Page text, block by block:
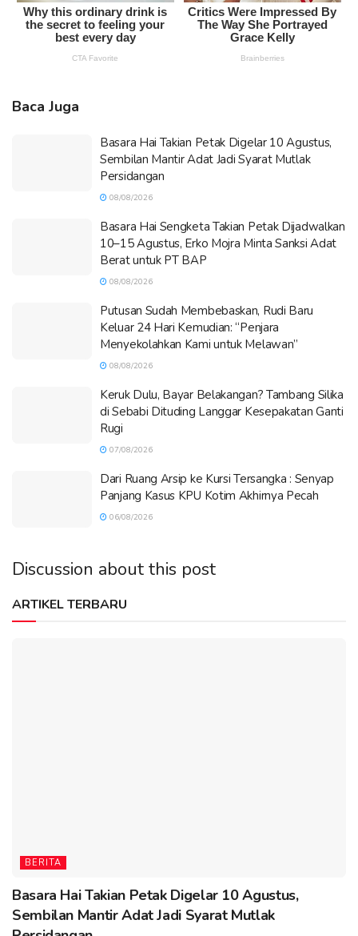
Baca Juga
Basara Hai Takian Petak Digelar 10 Agustus,
Sembilan Mantir Adat Jadi Syarat Mutlak
Persidangan
08/08/2026
Basara Hai Sengketa Takian Petak Dijadwalkan
10–15 Agustus, Erko Mojra Minta Sanksi Adat
Berat untuk PT BAP
08/08/2026
Putusan Sudah Membebaskan, Rudi Baru
Keluar 24 Hari Kemudian: “Penjara
Menyekolahkan Kami untuk Melawan”
08/08/2026
Keruk Dulu, Bayar Belakangan? Tambang Silika
di Sebabi Dituding Langgar Kesepakatan Ganti
Rugi
07/08/2026
Dari Ruang Arsip ke Kursi Tersangka : Senyap
Panjang Kasus KPU Kotim Akhirnya Pecah
06/08/2026
Discussion about this post
ARTIKEL TERBARU
BERITA
Basara Hai Takian Petak Digelar 10 Agustus,
Sembilan Mantir Adat Jadi Syarat Mutlak